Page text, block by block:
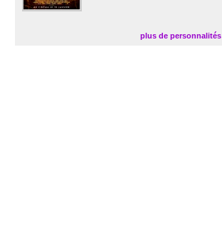
plus de personnalités